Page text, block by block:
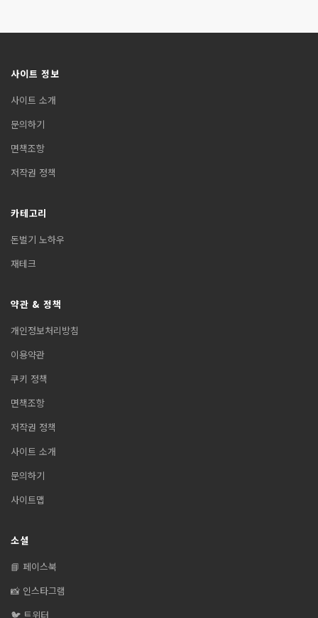
사이트 정보
사이트 소개
문의하기
면책조항
저작권 정책
카테고리
돈벌기 노하우
재테크
약관 & 정책
개인정보처리방침
이용약관
쿠키 정책
면책조항
저작권 정책
사이트 소개
문의하기
사이트맵
소셜
📘 페이스북
📸 인스타그램
🐦 트위터